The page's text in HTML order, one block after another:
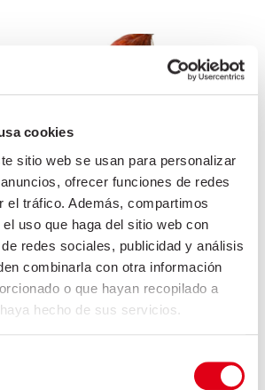
cookies
sitio web se usan para personalizar
ofrecer funciones de redes
el tráfico. Además, compartimos
uso que haga del sitio web con
redes sociales, publicidad y análisis
combinarla con otra información
o que hayan recopilado a
hecho de sus servicios.
17000VACIO Embotit curat a base de